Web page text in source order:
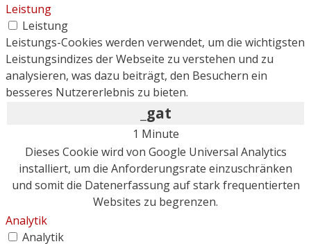
Leistung
Leistung
Leistungs-Cookies werden verwendet, um die wichtigsten
Leistungsindizes der Webseite zu verstehen und zu
analysieren, was dazu beiträgt, den Besuchern ein
besseres Nutzererlebnis zu bieten.
_gat
1 Minute
Dieses Cookie wird von Google Universal Analytics
installiert, um die Anforderungsrate einzuschränken
und somit die Datenerfassung auf stark frequentierten
Websites zu begrenzen.
Analytik
Analytik